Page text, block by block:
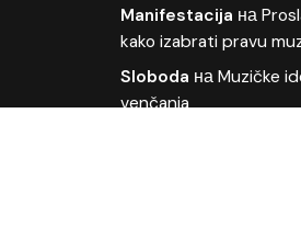
Manifestacija на
kako izabrati pravu
Sloboda наMuzičke
venčanja